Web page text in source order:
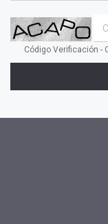
#transformacion
#cambio
#INSPIRAR
Código Verificación -